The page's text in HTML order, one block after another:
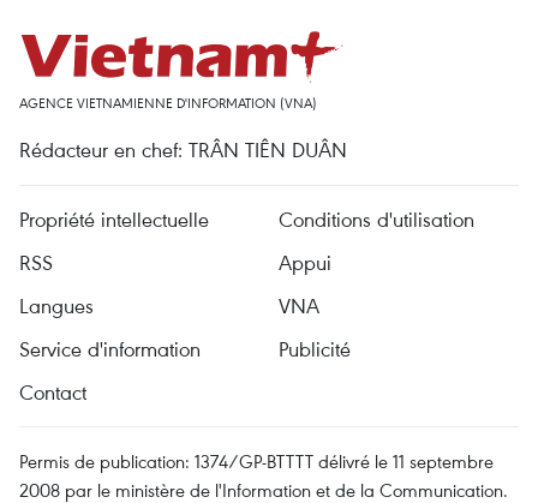
AGENCE VIETNAMIENNE D'INFORMATION (VNA)
Rédacteur en chef: TRÂN TIÊN DUÂN
Propriété intellectuelle
Conditions d'utilisation
RSS
Appui
Langues
VNA
Service d'information
Publicité
Contact
Permis de publication: 1374/GP-BTTTT délivré le 11 septembre
2008 par le ministère de l'Information et de la Communication.